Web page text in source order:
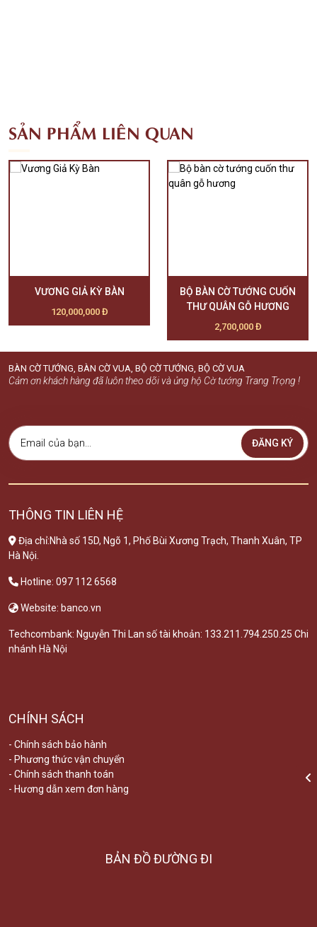
SẢN PHẨM LIÊN QUAN
VƯƠNG GIẢ KỲ BÀN
120,000,000 Đ
BỘ BÀN CỜ TƯỚNG CUỐN
THƯ QUÂN GỖ HƯƠNG
2,700,000 Đ
BÀN CỜ TƯỚNG, BÀN CỜ VUA, BỘ CỜ TƯỚNG, BỘ CỜ VUA
Cảm ơn khách hàng đã luôn theo dõi và ủng hộ Cờ tướng Trang Trọng !
ĐĂNG KÝ
THÔNG TIN LIÊN HỆ
Địa chỉ:Nhà số 15D, Ngõ 1, Phố Bùi Xương Trạch, Thanh Xuân, TP
Hà Nội.
Hotline: 097 112 6568
Website: banco.vn
Techcombank: Nguyễn Thi Lan số tài khoản: 133.211.794.250.25 Chi
nhánh Hà Nội
CHÍNH SÁCH
- Chính sách bảo hành
- Phương thức vận chuyển
- Chính sách thanh toán
- Hương dẫn xem đơn hàng
BẢN ĐỒ ĐƯỜNG ĐI